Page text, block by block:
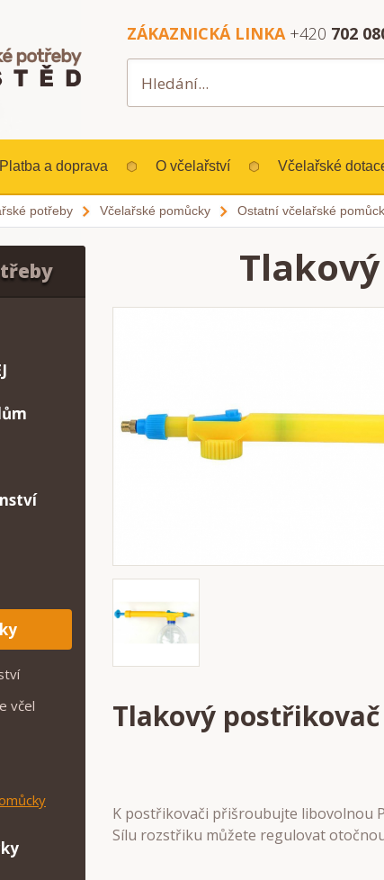
ZÁKAZNICKÁ LINKA +420 702
Platba a doprava O včelařství Včelařské
potřeby Včelařské pomůcky Ostatní včelařské
Tlakový postřikovač
K postřikovači přišroubujte libovolnou
Sílu rozstřiku můžete regulovat
včel